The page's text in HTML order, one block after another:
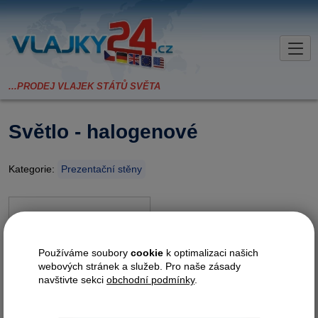
Světlo - halogenové
Kategorie: Prezentační stěny
objednat samostatně.
Používáme soubory cookie k optimalizaci našich
webových stránek a služeb. Pro naše zásady
navštivte sekci obchodní podmínky.